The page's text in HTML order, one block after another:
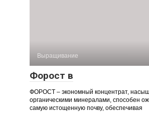
Выращивание
Форост в
ФОРОСТ – экономный концентрат,
органическими минералами, способен
самую истощенную почву, обеспечивая